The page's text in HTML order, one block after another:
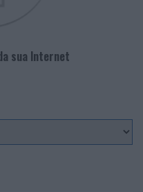
sua Internet